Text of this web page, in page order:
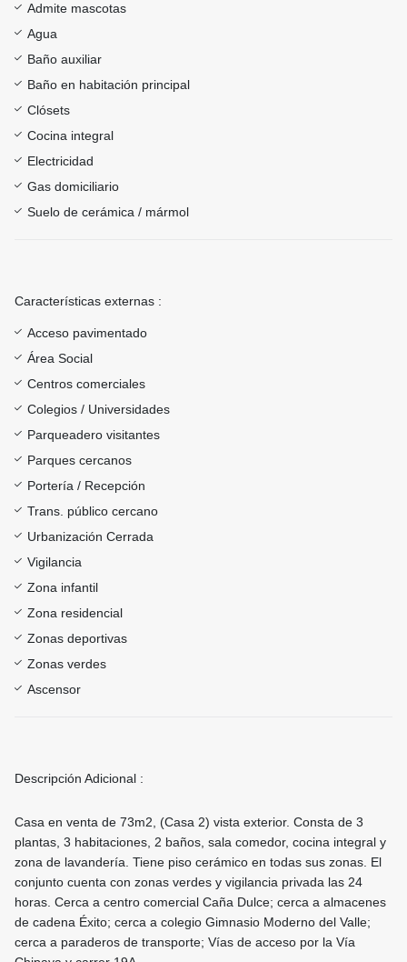
Admite mascotas
Agua
Baño auxiliar
Baño en habitación principal
Clósets
Cocina integral
Electricidad
Gas domiciliario
Suelo de cerámica / mármol
Características externas :
Acceso pavimentado
Área Social
Centros comerciales
Colegios / Universidades
Parqueadero visitantes
Parques cercanos
Portería / Recepción
Trans. público cercano
Urbanización Cerrada
Vigilancia
Zona infantil
Zona residencial
Zonas deportivas
Zonas verdes
Ascensor
Descripción Adicional :
Casa en venta de 73m2, (Casa 2) vista exterior. Consta de 3
plantas, 3 habitaciones, 2 baños, sala comedor, cocina integral y
zona de lavandería. Tiene piso cerámico en todas sus zonas. El
conjunto cuenta con zonas verdes y vigilancia privada las 24
horas. Cerca a centro comercial Caña Dulce; cerca a almacenes
de cadena Éxito; cerca a colegio Gimnasio Moderno del Valle;
cerca a paraderos de transporte; Vías de acceso por la Vía